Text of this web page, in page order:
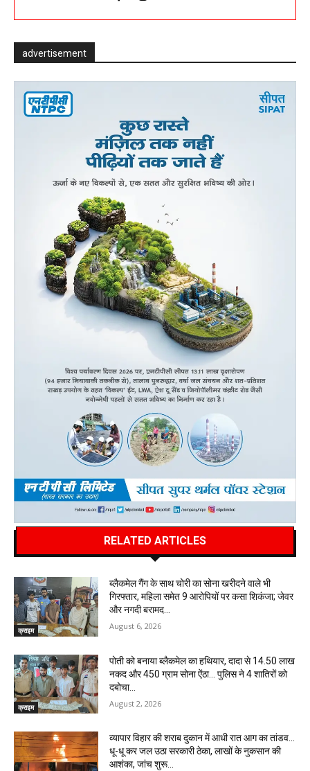
advertisement
RELATED ARTICLES
क्राइम
ब्लैकमेल गैंग के साथ चोरी का सोना खरीदने वाले भी
गिरफ्तार, महिला समेत 9 आरोपियों पर कसा शिकंजा; जेवर
और नगदी बरामद…
August 6, 2026
क्राइम
पोती को बनाया ब्लैकमेल का हथियार, दादा से 14.50 लाख
नकद और 450 ग्राम सोना ऐंठा… पुलिस ने 4 शातिरों को
दबोचा…
August 2, 2026
व्यापार विहार की शराब दुकान में आधी रात आग का तांडव…
धू-धू कर जल उठा सरकारी ठेका, लाखों के नुकसान की
आशंका, जांच शुरू…